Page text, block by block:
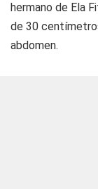
hermano de Ela
de 30
abdomen.